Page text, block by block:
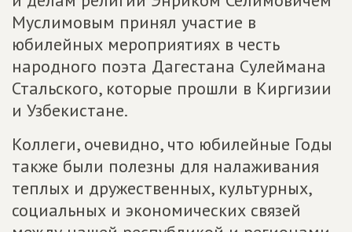
Муслимовым принял участие в
юбилейных мероприятиях в честь
народного поэта Дагестана Сулеймана
Стальского, которые прошли в Киргизии
и Узбекистане.
Коллеги, очевидно, что юбилейные Годы
также были полезны для налаживания
теплых и дружественных, культурных,
социальных и экономических связей